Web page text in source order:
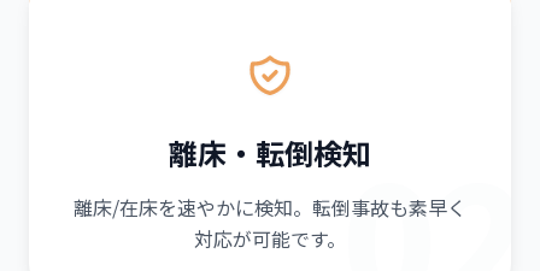
離床・転倒検知
離床/在床を速やかに検知。転倒事故も素早く
対応が可能です。